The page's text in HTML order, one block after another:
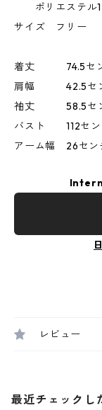
ポリエステル
サイズ フリー
着丈 74.5セ
肩幅 42.5セ
袖丈 58.5セ
バスト 112セン
アーム幅 26セン
レビュー
最近チェックし